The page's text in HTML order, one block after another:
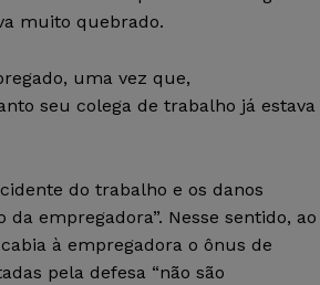
muito quebrado.
uma vez que,
seu colega de trabalho já estava
do trabalho e os danos
empregadora”. Nesse sentido, ao
à empregadora o ônus de
pela defesa “não são